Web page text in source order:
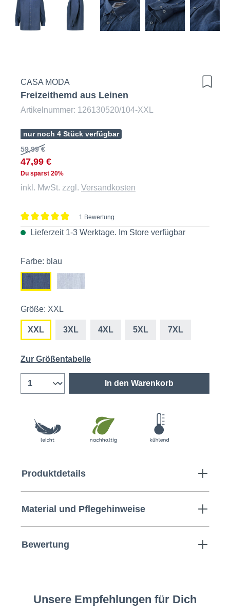
CASA MODA
Freizeithemd aus Leinen
Artikelnummer: 126130520/104-XXL
nur noch 4 Stück verfügbar
59,99 €
47,99 €
Du sparst 20%
inkl. MwSt. zzgl. Versandkosten
Durchschnittliche Bewertung von 5 von 5 Sternen
1 Bewertung
Lieferzeit 1-3 Werktage. Im Store verfügbar
Farbe: blau
Größe: XXL
XXL 3XL 4XL 5XL 7XL
Zur Größentabelle
In den Warenkorb
Produktdetails
Material und Pflegehinweise
Bewertung
Unsere Empfehlungen für Dich